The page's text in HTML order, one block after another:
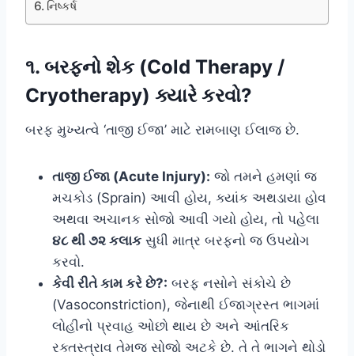
નિષ્કર્ષ
૧. બરફનો શેક (Cold Therapy /
Cryotherapy) ક્યારે કરવો?
બરફ મુખ્યત્વે ‘તાજી ઈજા’ માટે રામબાણ ઈલાજ છે.
તાજી ઈજા (Acute Injury): જો તમને હમણાં જ
મચકોડ (Sprain) આવી હોય, ક્યાંક અથડાયા હોવ
અથવા અચાનક સોજો આવી ગયો હોય, તો પહેલા
૪૮ થી ૭૨ કલાક સુધી માત્ર બરફનો જ ઉપયોગ
કરવો.
કેવી રીતે કામ કરે છે?: બરફ નસોને સંકોચે છે
(Vasoconstriction), જેનાથી ઈજાગ્રસ્ત ભાગમાં
લોહીનો પ્રવાહ ઓછો થાય છે અને આંતરિક
રક્તસ્ત્રાવ તેમજ સોજો અટકે છે. તે તે ભાગને થોડો